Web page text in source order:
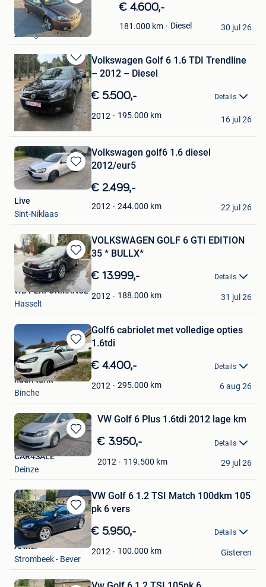
Bewaren
in
Mijn
Favorieten
€ 4.600,-
181.000 km Diesel
fabio108
Zottegem
30 jul 26
Bewaren
in
Mijn
Favorieten
Volkswagen Golf 6 1.6 TDI Trendline
– 2012 – Diesel
€ 5.500,- Details
2012 195.000 km
Fatima Farchich
Genk
16 jul 26
Bewaren
Favorieten
Volkswagen golf6 1.6 diesel
2012/eur5
€ 2.499,-
2012 244.000 km
Live
Sint-Niklaas
22 jul 26
Bewaren
in
Mijn
Favorieten
VOLKSWAGEN GOLF 6 GTI EDITION
35 * BULLX*
€ 13.999,- Details
2012 188.000 km
WB PERFORMANCE
Hasselt
31 jul 26
Bewaren
in
Mijn
Favorieten
Golf6 cabriolet met volledige opties
1.6tdi
€ 4.400,- Details
2012 295.000 km
hadri tarik
Binche
6 aug 26
Bewaren
in
VW Golf 6 Plus 1.6tdi 2012 lage km
€ 3.950,- Details
2012 119.500 km
CAR4SALE
Deinze
29 jul 26
Bewaren
in
Mijn
Favorieten
VW Golf 6 1.2 TSI Match 100dkm 105
pk 6 vers
€ 5.950,- Details
2012 100.000 km
Arthur
Strombeek - Bever
Gisteren